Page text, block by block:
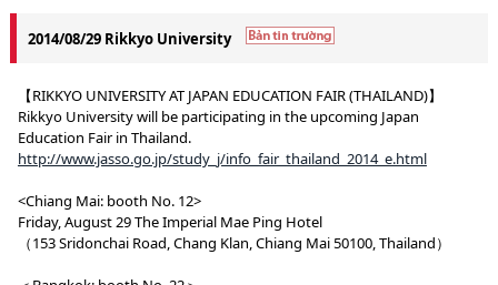
2014/08/29 Rikkyo University
【RIKKYO UNIVERSITY AT JAPAN EDUCATION FAIR (THAILAND)】
Rikkyo University will be participating in the upcoming Japan
Education Fair in Thailand.
http://www.jasso.go.jp/study_j/info_fair_thailand_2014_e.html
<Chiang Mai: booth No. 12>
Friday, August 29 The Imperial Mae Ping Hotel
（153 Sridonchai Road, Chang Klan, Chiang Mai 50100, Thailand）